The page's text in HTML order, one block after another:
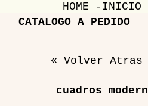
HOME -INICIO
CATALOGO A PEDIDO
« Volver Atras
cuadros